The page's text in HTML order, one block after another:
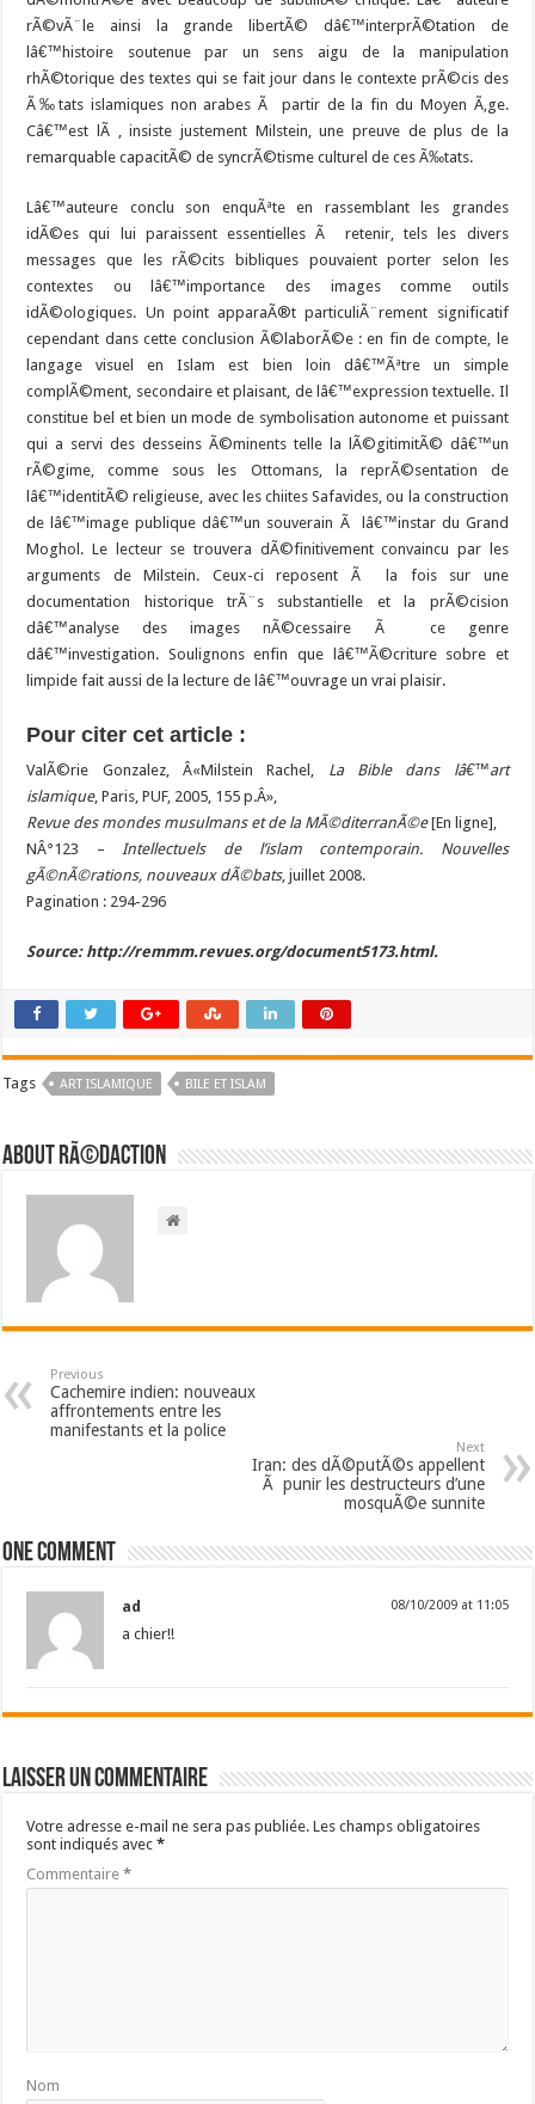
rÃ©vÃ¨le ainsi la grande libertÃ© dâ€™interprÃ©tation de
lâ€™histoire soutenue par un sens aigu de la manipulation
rhÃ©torique des textes qui se fait jour dans le contexte prÃ©cis des
Ã‰tats islamiques non arabes Ã partir de la fin du Moyen Ã‚ge.
Câ€™est lÃ , insiste justement Milstein, une preuve de plus de la
remarquable capacitÃ© de syncrÃ©tisme culturel de ces Ã‰tats.
Lâ€™auteure conclu son enquÃªte en rassemblant les grandes
idÃ©es qui lui paraissent essentielles Ã retenir, tels les divers
messages que les rÃ©cits bibliques pouvaient porter selon les
contextes ou lâ€™importance des images comme outils
idÃ©ologiques. Un point apparaÃ®t particuliÃ¨rement significatif
cependant dans cette conclusion Ã©laborÃ©e : en fin de compte, le
langage visuel en Islam est bien loin dâ€™Ãªtre un simple
complÃ©ment, secondaire et plaisant, de lâ€™expression textuelle. Il
constitue bel et bien un mode de symbolisation autonome et puissant
qui a servi des desseins Ã©minents telle la lÃ©gitimitÃ© dâ€™un
rÃ©gime, comme sous les Ottomans, la reprÃ©sentation de
lâ€™identitÃ© religieuse, avec les chiites Safavides, ou la construction
de lâ€™image publique dâ€™un souverain Ã lâ€™instar du Grand
Moghol. Le lecteur se trouvera dÃ©finitivement convaincu par les
arguments de Milstein. Ceux-ci reposent Ã la fois sur une
documentation historique trÃ¨s substantielle et la prÃ©cision
dâ€™analyse des images nÃ©cessaire Ã ce genre
dâ€™investigation. Soulignons enfin que lâ€™Ã©criture sobre et
limpide fait aussi de la lecture de lâ€™ouvrage un vrai plaisir.
Pour citer cet article :
ValÃ©rie Gonzalez, Â«Milstein Rachel, La Bible dans lâ€™art
islamique, Paris, PUF, 2005, 155 p.Â»,
Revue des mondes musulmans et de la MÃ©diterranÃ©e[En ligne],
NÂ°123 –
Intellectuels de l’islam contemporain. Nouvelles
gÃ©nÃ©rations, nouveaux dÃ©bats, juillet 2008.
Pagination : 294-296
Source: http://remmm.revues.org/document5173.html.
Tags ART ISLAMIQUE BILE ET ISLAM
About RÃ©daction
Previous
Cachemire indien: nouveaux
affrontements entre les
manifestants et la police
Next
Iran: des dÃ©putÃ©s appellent
Ã punir les destructeurs d’une
mosquÃ©e sunnite
One comment
ad 08/10/2009 at 11:05
a chier!!
Laisser un commentaire
Votre adresse e-mail ne sera pas publiée. Les champs obligatoires
sont indiqués avec*
Commentaire*
Nom